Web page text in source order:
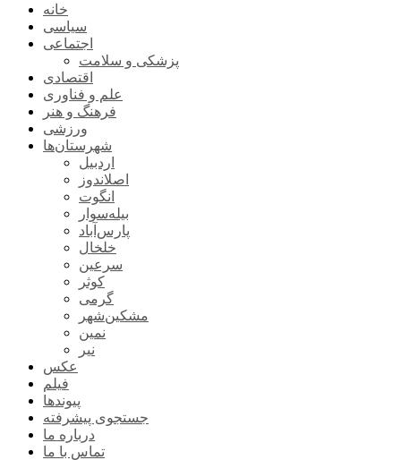
خانه
سیاسی
اجتماعی
پزشکی و سلامت
اقتصادی
علم و فناوری
فرهنگ و هنر
ورزشی
شهرستان‌ها
اردبیل
اصلاندوز
انگوت
بیله‌سوار
پارس‌آباد
خلخال
سرعین
کوثر
گرمی
مشکین‌شهر
نمین
نیر
عکس
فیلم
پیوندها
جستجوی پیشرفته
درباره ما
تماس با ما